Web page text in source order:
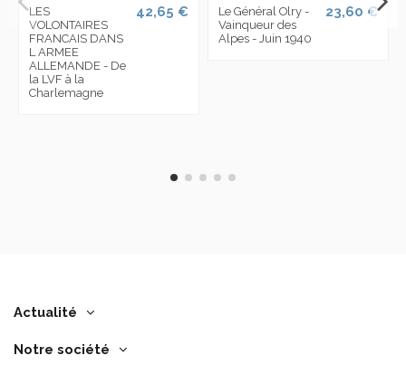
LES
VOLONTAIRES
FRANCAIS DANS
L ARMEE
ALLEMANDE - De
la LVF à la
Charlemagne
42,65 €
Le Général Olry -
Vainqueur des
Alpes - Juin 1940
23,60 €
Actualité
Notre société